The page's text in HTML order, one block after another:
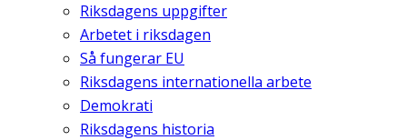
Riksdagens uppgifter
Arbetet i riksdagen
Så fungerar EU
Riksdagens internationella arbete
Demokrati
Riksdagens historia